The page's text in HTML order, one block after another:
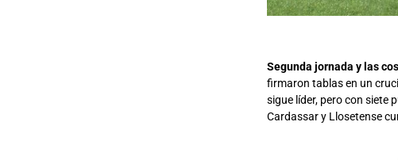
Segunda jornada y las
firmaron tablas en un
sigue líder, pero con siete
Cardassar y Llosetense